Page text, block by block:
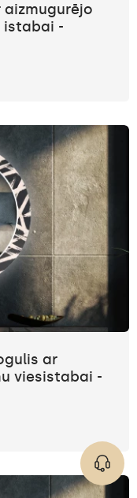
aizmugurējo
istabai -
ar
viesistabai -